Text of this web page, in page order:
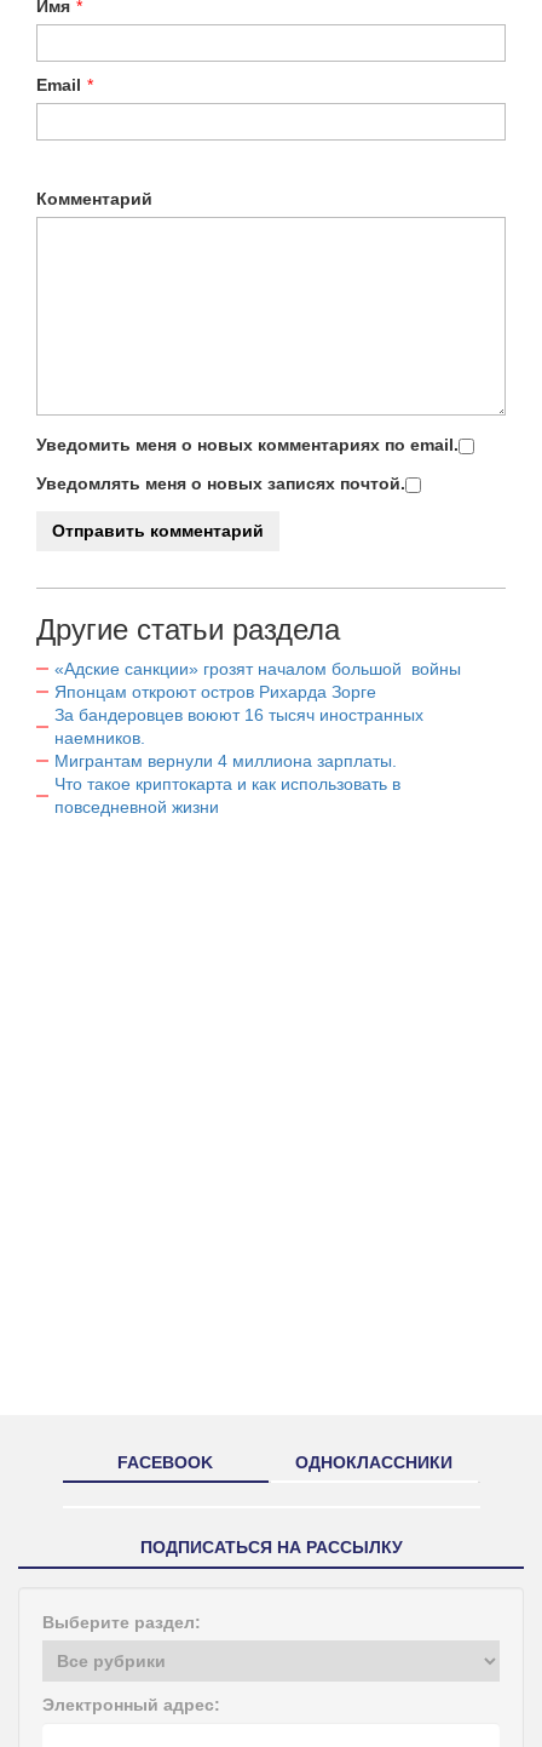
Имя *
Email *
Комментарий
Уведомить меня о новых комментариях по email.
Уведомлять меня о новых записях почтой.
Другие статьи раздела
«Адские санкции» грозят началом большой войны
Японцам откроют остров Рихарда Зорге
За бандеровцев воюют 16 тысяч иностранных
наемников.
Мигрантам вернули 4 миллиона зарплаты.
Что такое криптокарта и как использовать в
повседневной жизни
FACEBOOK ОДНОКЛАССНИКИ
ПОДПИСАТЬСЯ НА РАССЫЛКУ
Выберите раздел:
Электронный адрес: